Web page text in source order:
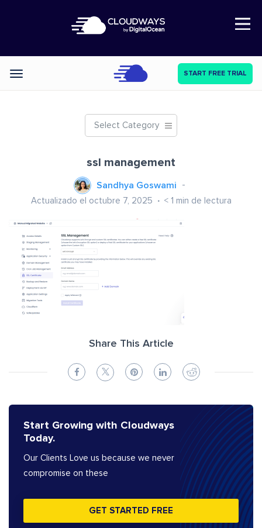
Open Nav
Categories START FREE TRIAL
Select Category
ssl management
Sandhya Goswami
Actualizado el octubre 7, 2025 < 1 min de lectura
Share This Article
Start Growing with Cloudways
Today.
Our Clients Love us because we never
compromise on these
GET STARTED FREE